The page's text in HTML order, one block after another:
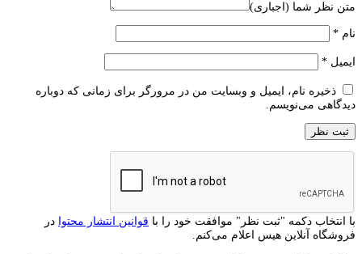
متن نظر شما (اجباری)
نام *
ایمیل *
ذخیره نام، ایمیل و وبسایت من در مرورگر برای زمانی که دوباره
دیدگاهی می‌نویسم.
با انتخاب دکمه "ثبت نظر" موافقت خود را با قوانین انتشار محتوا در
فروشگاه آنلاین هیس اعلام می‌کنم.